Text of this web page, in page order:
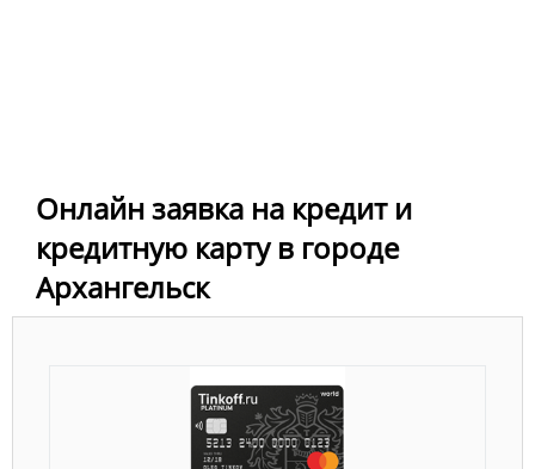
Онлайн заявка на кредит и
кредитную карту в городе
Архангельск